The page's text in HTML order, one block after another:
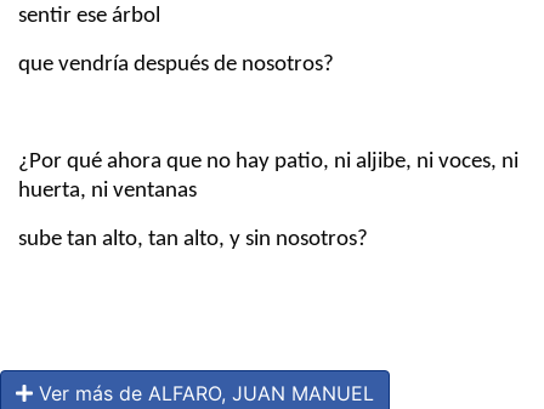
sentir ese árbol
que vendría después de nosotros?
¿Por qué ahora que no hay patio, ni aljibe, ni voces, ni
huerta, ni ventanas
sube tan alto, tan alto, y sin nosotros?
Ver más de ALFARO, JUAN MANUEL